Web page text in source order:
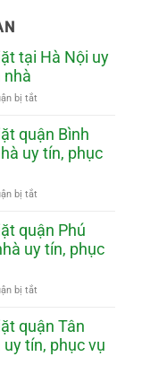
tại Hà Nội uy
nhà
bị tắt
máy
giặt
tại
thợ
đến
quận Bình
uy tín, phục
bị tắt
máy
giặt
quận
uy
tín,
quận Phú
uy tín, phục
bị tắt
máy
giặt
quận
quận Tân
tín, phục vụ